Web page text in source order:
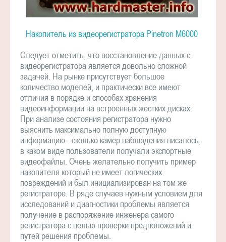
Накопитель из видеорегистратора Pinetron M6000
Следует отметить, что восстановление данных с
видеорегистратора является довольно сложной
задачей. На рынке присутствует большое
количество моделей, и практически все имеют
отличия в порядке и способах хранения
видеоинформации на встроенных жестких дисках.
При анализе состояния регистратора нужно
выяснить максимально полную доступную
информацию - сколько камер наблюдения писалось,
в каком виде пользователи получали экспортные
видеофайлы. Очень желательно получить пример
накопителя который не имеет логических
повреждений и был инициализирован на том же
регистраторе. В ряде случаев нужным условием для
исследований и диагностики проблемы является
получение в распоряжение инженера самого
регистратора с целью проверки предположений и
путей решения проблемы.